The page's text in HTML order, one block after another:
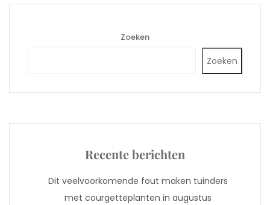
Zoeken
Zoeken
Recente berichten
Dit veelvoorkomende fout maken tuinders
met courgetteplanten in augustus